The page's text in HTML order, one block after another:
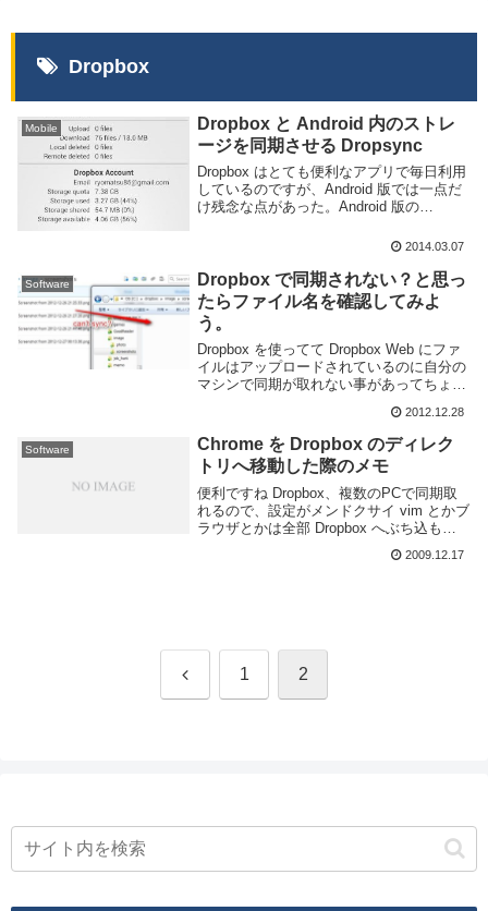
Dropbox
Mobile
Dropbox と Android 内のストレ
ージを同期させる Dropsync
Dropbox はとても便利なアプリで毎日利用
しているのですが、Android 版では一点だ
け残念な点があった。Android 版の
ップデートと参照はできるが Windows 版
2014.03.07
Software
Dropbox で同期されない？と思っ
たらファイル名を確認してみよ
う。
Dropbox を使ってて Dropbox Web にファ
イルはアップロードされているのに自分の
マシンで同期が取れない事があってちょっ
ァイル名に扱えない文字を含んだファイル
だったのでメモ。Win...
2012.12.28
Software
Chrome を Dropbox のディレク
トリへ移動した際のメモ
便利ですね Dropbox、複数のPCで同期取
れるので、設定がメンドクサイ vim とかブ
ラウザとかは全部 Dropbox へぶち込もう
間に埋まりそうで怖いです。さて、先日設
2009.12.17
前 1 2